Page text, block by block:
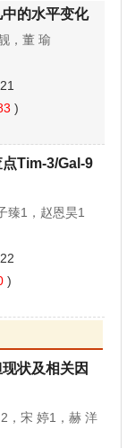
的水平变化
，董 瑜
)
Tim-3/Gal-9
臻1，赵恩昊1
)
状及相关因
，宋 婷1，赫 洋